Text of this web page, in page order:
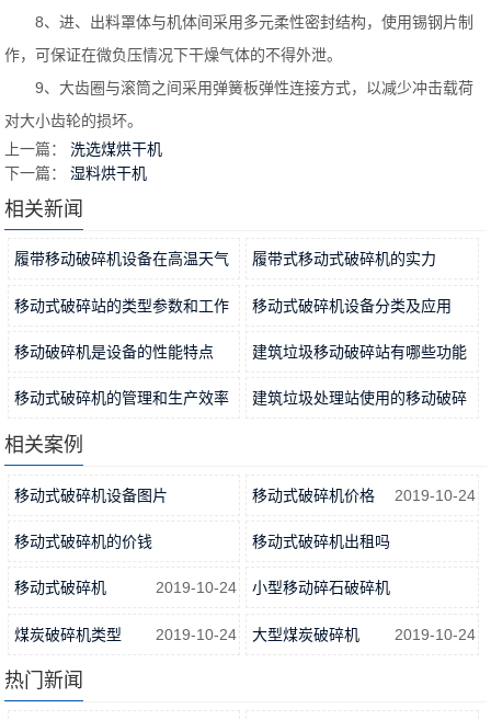
8、进、出料罩体与机体间采用多元柔性密封结构，使用锡钢片制
作，可保证在微负压情况下干燥气体的不得外泄。
9、大齿圈与滚筒之间采用弹簧板弹性连接方式，以减少冲击载荷
对大小齿轮的损坏。
上一篇： 洗选煤烘干机
下一篇：湿料烘干机
相关新闻
履带移动破碎机设备在高温天气
使用时应注意什么？ 2022-09-29
履带式移动式破碎机的实力
2022-09-27
移动式破碎站的类型参数和工作
优势 2022-09-25
移动式破碎机设备分类及应用
2022-09-23
移动破碎机是设备的性能特点
2022-09-18
建筑垃圾移动破碎站有哪些功能
优势？ 2022-09-16
移动式破碎机的管理和生产效率 建筑垃圾处理站使用的移动破碎
相关案例
移动式破碎机设备图片 移动式破碎机价格 2019-10-24
移动式破碎机的价钱
2019-10-24
移动式破碎机出租吗
移动式破碎机 2019-10-24 小型移动碎石破碎机
2019-10-24
煤炭破碎机类型 2019-10-24 大型煤炭破碎机 2019-10-24
热门新闻